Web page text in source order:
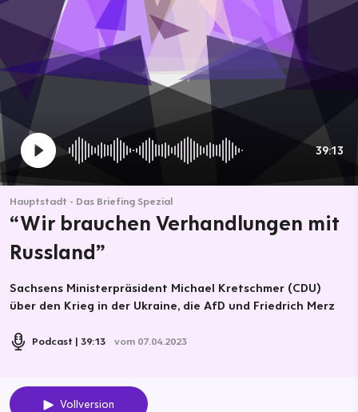
39:13
Hauptstadt - Das Briefing Spezial
“Wir brauchen Verhandlungen mit
Russland”
Sachsens Ministerpräsident Michael Kretschmer (CDU)
über den Krieg in der Ukraine, die AfD und Friedrich Merz
Podcast 39:13 vom 07.04.2023
Vollversion